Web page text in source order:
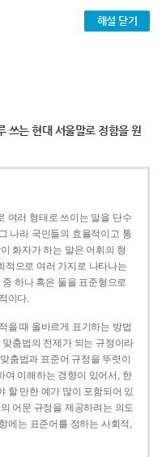
해설 닫기
쓰는 현대 서울말로 정함을 원
여러 형태로 쓰이는 말을 단수
나라 국민들의 효율적이고 통
화자가 하는 말은 어휘의 형
적으로 여러 가지로 나타나는
하나 혹은 둘을 표준형으로
이다.
을 때 올바르게 표기하는 방법
춤법의 전제가 되는 규정이라
춤법과 표준어 규정을 뚜렷이
여 이해하는 경향이 있어서, 한
할 만한 예가 많이 포함되어 있
어문 규정을 제공하려는 의도
에는 표준어를 정하는 사회적,